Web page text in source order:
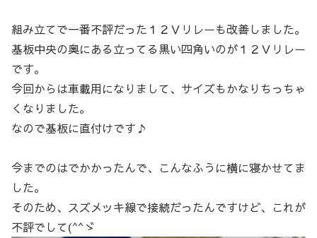
組み立てで一番不評だった１２Ｖリレーも改善しました。
基板中央の奥にある立ってる黒い四角いのが１２Ｖリレー
です。
今回からは車載用になりまして、サイズもかなりちっちゃ
くなりました。
なので基板に直付けです♪
今までのはでかかったんで、こんなふうに横に寝かせてま
した。
そのため、スズメッキ線で接続だったんですけど、これが
不評でして(^^ゞ